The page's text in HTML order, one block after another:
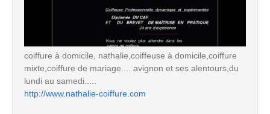
coiffure à domicile, nathalie,coiffeuse à domicile,coiffure
mixte,coiffure de mariage.... avignon et ses alentours,du
lundi au samedi.....
http://www.nathalie-coiffure.com